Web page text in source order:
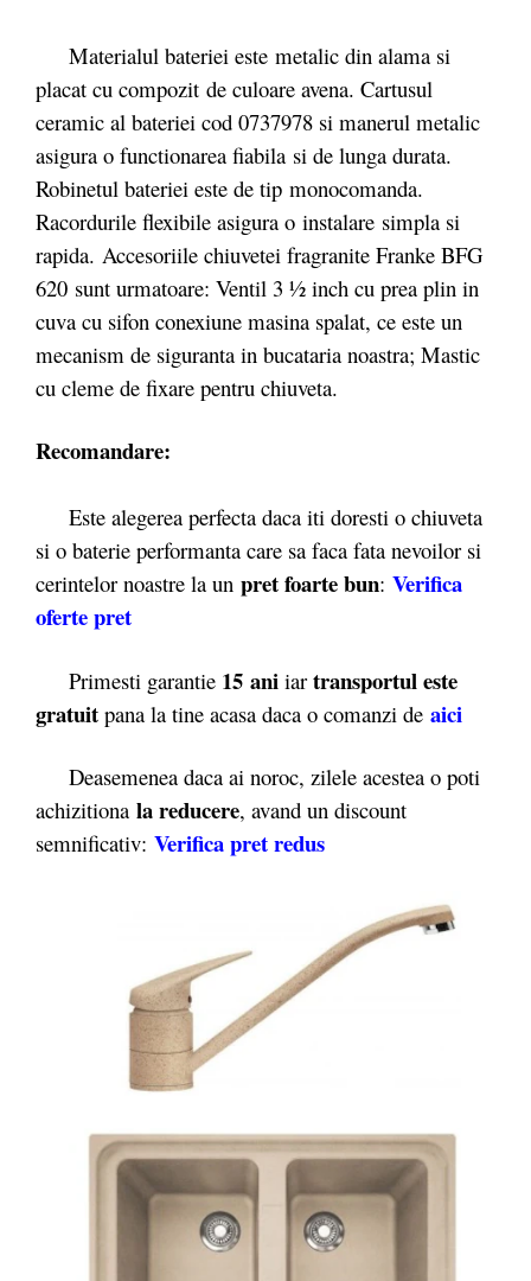
Materialul bateriei este metalic din alama si
placat cu compozit de culoare avena. Cartusul
ceramic al bateriei cod 0737978 si manerul metalic
asigura o functionarea fiabila si de lunga durata.
Robinetul bateriei este de tip monocomanda.
Racordurile flexibile asigura o instalare simpla si
rapida. Accesoriile chiuvetei fragranite Franke BFG
620 sunt urmatoare: Ventil 3 ½ inch cu prea plin in
cuva cu sifon conexiune masina spalat, ce este un
mecanism de siguranta in bucataria noastra; Mastic
cu cleme de fixare pentru chiuveta.
Recomandare:
Este alegerea perfecta daca iti doresti o chiuveta
si o baterie performanta care sa faca fata nevoilor si
cerintelor noastre la un pret foarte bun: Verifica
oferte pret
Primesti garantie 15 ani iar transportul este
gratuit pana la tine acasa daca o comanzi de aici
Deasemenea daca ai noroc, zilele acestea o poti
achizitiona la reducere, avand un discount
semnificativ: Verifica pret redus